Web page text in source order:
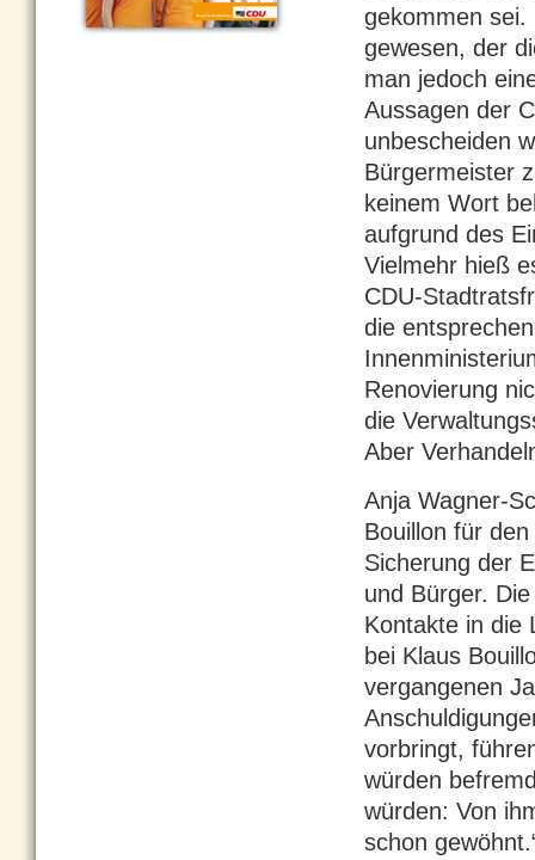
gekommen sei.
gewesen, der
man jedoch
Aussagen der
unbescheiden
Bürgermeister
keinem Wort
aufgrund des
Vielmehr hieß
CDU-
die
Renovierung
die
Aber
Anja Wagner-
Bouillon für
Sicherung der
und Bürger.
Kontakte in die
bei Klaus
vergangenen
vorbringt,
würden
würden: Von
schon